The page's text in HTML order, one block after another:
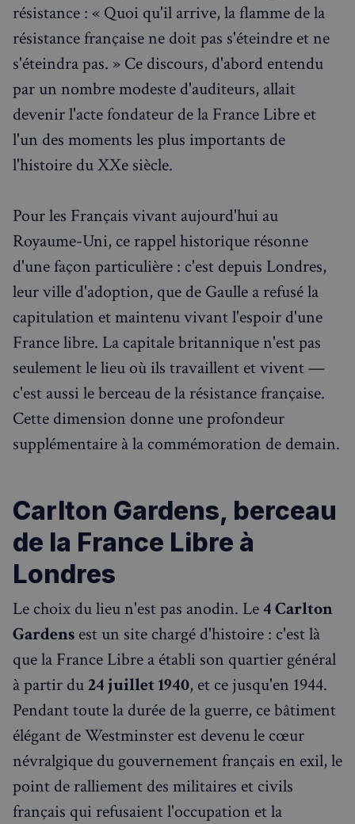
résistance : « Quoi qu'il arrive, la flamme de la
résistance française ne doit pas s'éteindre et ne
s'éteindra pas. » Ce discours, d'abord entendu
par un nombre modeste d'auditeurs, allait
devenir l'acte fondateur de la France Libre et
l'un des moments les plus importants de
l'histoire du XXe siècle.
Pour les Français vivant aujourd'hui au
Royaume-Uni, ce rappel historique résonne
d'une façon particulière : c'est depuis Londres,
leur ville d'adoption, que de Gaulle a refusé la
capitulation et maintenu vivant l'espoir d'une
France libre. La capitale britannique n'est pas
seulement le lieu où ils travaillent et vivent —
c'est aussi le berceau de la résistance française.
Cette dimension donne une profondeur
supplémentaire à la commémoration de demain.
Carlton Gardens, berceau
de la France Libre à
Londres
Le choix du lieu n'est pas anodin. Le4 Carlton
Gardens est un site chargé d'histoire : c'est là
que la France Libre a établi son quartier général
à partir du24 juillet 1940, et ce jusqu'en 1944.
Pendant toute la durée de la guerre, ce bâtiment
élégant de Westminster est devenu le cœur
névralgique du gouvernement français en exil, le
point de ralliement des militaires et civils
français qui refusaient l'occupation et la